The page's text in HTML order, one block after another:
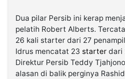
Dua pilar Persib ini kerap
pelatih Robert Alberts.
26 kali starter dari 27
Idrus mencatat 23 starter dari
Direktur Persib Teddy
alasan di balik perginya